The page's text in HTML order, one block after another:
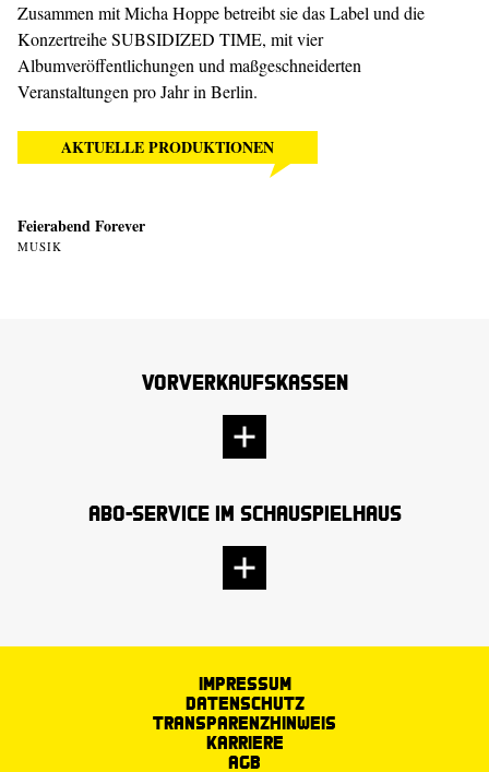
Zusammen mit Micha Hoppe betreibt sie das Label und die
Konzertreihe SUBSIDIZED TIME, mit vier
Albumveröffentlichungen und maßgeschneiderten
Veranstaltungen pro Jahr in Berlin.
AKTUELLE PRODUKTIONEN
Feierabend Forever
MUSIK
Vorverkaufskassen
Abo-Service im Schauspielhaus
Impressum
Datenschutz
Transparenzhinweis
Karriere
AGB